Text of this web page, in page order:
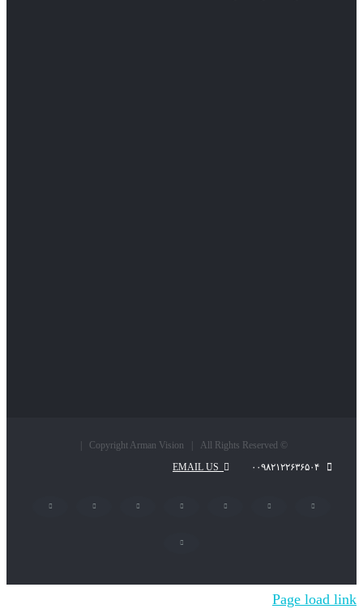
© Copyright Arman Vision | All Rights Reserved |
Facebook
Twitter
Flickr
YouTube
Instagram
Pinterest
LinkedIn
پست
Page load link